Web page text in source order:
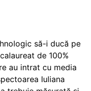
să-i ducă pe
de 100%
au intrat cu media
Iuliana